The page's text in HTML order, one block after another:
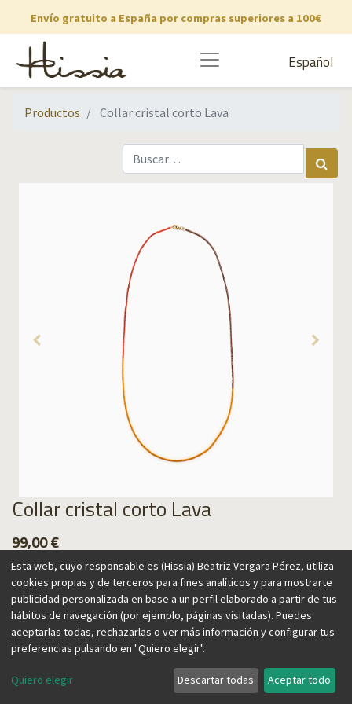
Envío gratuito a España por compras superiores a 100€
Español
Productos Collar cristal corto Lava
Collar cristal corto Lava
99,00€
Agregar al carrito
Collar con cuentas de cristal inspirados en la lava,
Esta web, cuyo responsable es (Hissia) Beatriz Vergara Pérez, utiliza
cookies propias y de terceros para fines analíticos y para mostrarte
publicidad personalizada en base a un perfil elaborado a partir de tus
hábitos de navegación (por ejemplo, páginas visitadas). Puedes
aceptarlas todas, rechazarlas o ver más información y configurar tus
preferencias pulsando en "Quiero elegir".
Quiero elegir Descartar todas Aceptar todo